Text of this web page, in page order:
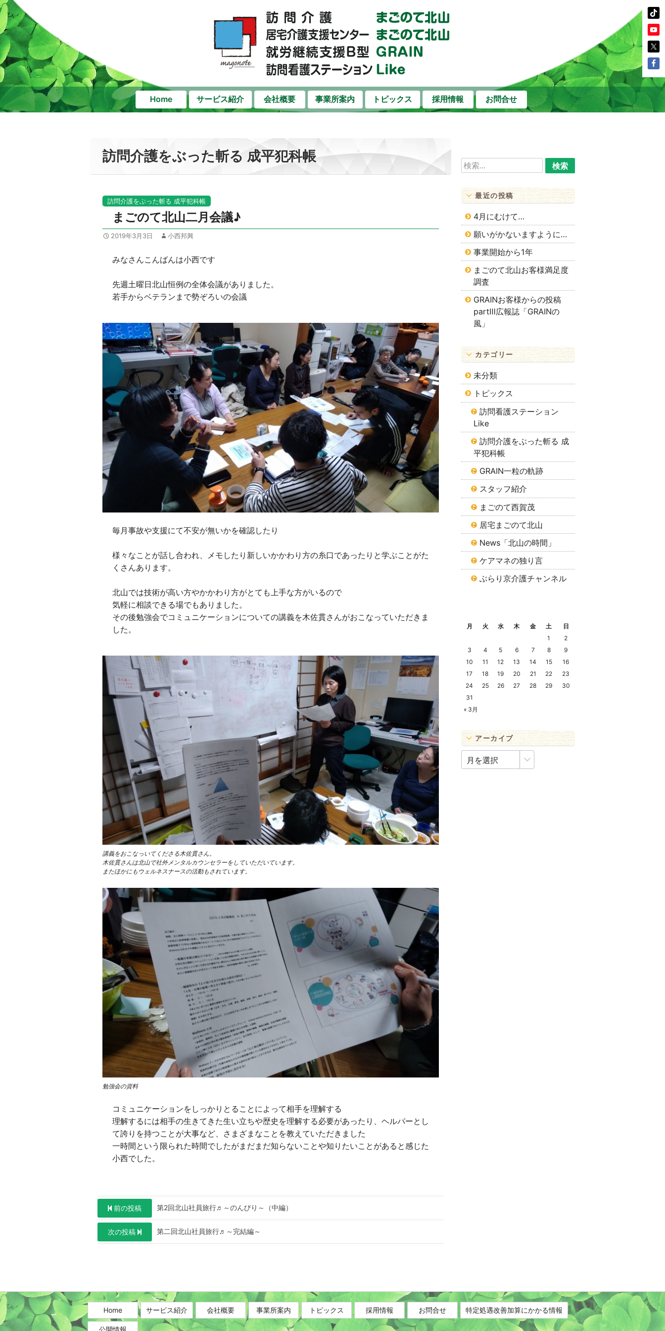
コンテンツへスキップ
Home サービス紹介 会社概要 事業所案内 トピックス 採用情報 お問合せ
訪問介護をぶった斬る 成平犯科帳
訪問介護をぶった斬る 成平犯科帳
まごのて北山二月会議♪
2019年3月3日 小西邦興
みなさんこんばんは小西です
先週土曜日北山恒例の全体会議がありました。
若手からベテランまで勢ぞろいの会議
毎月事故や支援にて不安が無いかを確認したり
様々なことが話し合われ、メモしたり新しいかかわり方の糸口であったりと学ぶことがた
くさんあります。
北山では技術が高い方やかかわり方がとても上手な方がいるので
気軽に相談できる場でもありました。
その後勉強会でコミュニケーションについての講義を木佐貫さんがおこなっていただきま
した。
講義をおこなっいてくださる木佐貫さん。
木佐貫さんは北山で社外メンタルカウンセラーをしていただいています。
またほかにもウェルネスナースの活動もされています。
勉強会の資料
コミュニケーションをしっかりとることによって相手を理解する
理解するには相手の生きてきた生い立ちや歴史を理解する必要があったり、ヘルパーとし
て誇りを持つことが大事など、さまざまなことを教えていただきました
一時間という限られた時間でしたがまだまだ知らないことや知りたいことがあると感じた
小西でした。
投
稿
ナ
シ
ョ
前の投稿 第2回北山社員旅行♬～のんびり～（中編）
次の投稿 第二回北山社員旅行♬～完結編～
検
索:
最近の投稿
4月にむけて…
願いがかないますように…
事業開始から1年
まごのて北山お客様満足度
調査
GRAINお客様からの投稿
partⅢ広報誌「GRAINの
風」
カテゴリー
未分類
トピックス
訪問看護ステーション
Like
訪問介護をぶった斬る 成
平犯科帳
GRAIN一粒の軌跡
スタッフ紹介
まごのて西賀茂
居宅まごのて北山
News「北山の時間」
ケアマネの独り言
ぶらり京介護チャンネル
月 火 水 木 金 土
日
1
2
3
4 5 6 7 8
9
10
11 12 13 14 15
16
17
18 19 20 21 22
23
24
25 26 27 28 29
30
31
« 3月
アーカイブ
ア
Home サービス紹介 会社概要 事業所案内 トピックス 採用情報 お問合せ 特定処遇改善加算にかかる情報
公開情報